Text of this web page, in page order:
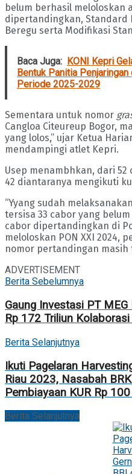
belum berhasil meloloskan
dipertandingkan, Standard
Beregu serta Modifikasi
Baca Juga: KONI Kepri
Bentuk Panitia
Periode 2025-2029
Sementara untuk nomor
Cangloa Citeureup Bogor,
yang lolos,” ujar Ketua
mendampingi atlet Kepri.
Usep menambhkan, dari
42 diantaranya mengikuti
“Yyang sudah
tersisa 33 cabor yang
cabor dipertandingkan di
meloloskan PON XXI 2024,
nomor pertandingan masih
ADVERTISEMENT
Berita Sebelumnya
Gaung Investasi PT
Rp 172 Triliun
Berita Selanjutnya
Ikuti Pagelaran
Riau 2023, Nasabah
Pembiayaan KUR Rp
Berita Selanjutnya